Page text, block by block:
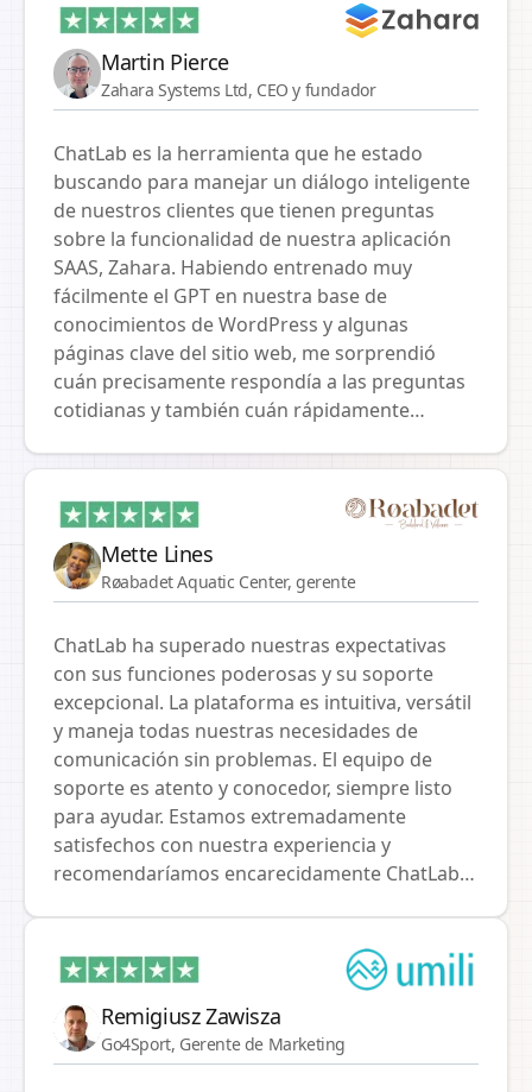
destacar especialmente la integración fluida de
la conexión API con nuestro sistema ERP
SMEMA, que ha simplificado y acelerado
significativamente la comunicación con los
tiendas electrónicas no solo una mayor
eficiencia, sino también una mayor satisfacción
del cliente, ya que aprecian las respuestas
rápidas y precisas a sus preguntas. El soporte
técnico y el enfoque profesional a lo largo del
proyecto han sido realmente de primera clase.
Nuestra colaboración en innovaciones
continúa, y creemos que gracias a Chatlab,
estaremos aún más cerca de nuestros clientes.
¡Gracias por el excelente trabajo!
Martin Pierce
Zahara Systems Ltd, CEO y fundador
ChatLab es la herramienta que he estado
buscando para manejar un diálogo inteligente
de nuestros clientes que tienen preguntas
sobre la funcionalidad de nuestra aplicación
SAAS, Zahara. Habiendo entrenado muy
fácilmente el GPT en nuestra base de
conocimientos de WordPress y algunas
páginas clave del sitio web, me sorprendió
cuán precisamente respondía a las preguntas
cotidianas y también cuán rápidamente
otras herramientas que había probado, la
configuración fue simple y la velocidad
asombrosa. Este es nuestro primer paso en la
creación de una función de soporte asistida
por IA.
Mette Lines
Røabadet Aquatic Center, gerente
ChatLab ha superado nuestras expectativas
con sus funciones poderosas y su soporte
excepcional. La plataforma es intuitiva, versátil
y maneja todas nuestras necesidades de
comunicación sin problemas. El equipo de
soporte es atento y conocedor, siempre listo
para ayudar. Estamos extremadamente
satisfechos con nuestra experiencia y
recomendaríamos encarecidamente ChatLab a
Remigiusz Zawisza
Go4Sport, Gerente de Marketing